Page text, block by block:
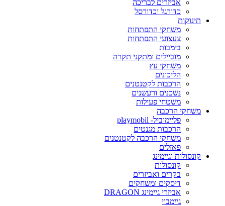
אביזרים לבריכה
כדורגל וכדורסל
תינוקות
משחקי התפתחות
צעצועי התפתחות
בימבות
מוביילים ומתקני תקרה
משחקי עץ
הליכונים
הרכבות לקטנטנים
נשכנים ורעשנים
משטחי פעילות
משחקי הרכבה
פליימוביל- playmobil
הרכבות מגנטים
משחקי הרכבה לקטנטנים
פאזלים
קונסולות וגיימינג
קונסולות
בקרים ואביזרים
דיסקים ומשחקים
אביזרי גיימינג DRAGON
גיימבוי